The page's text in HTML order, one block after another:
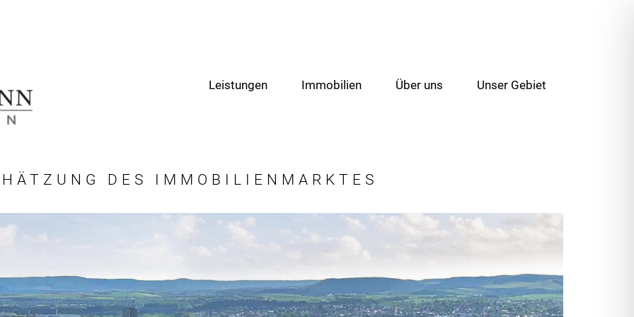
Leistungen Immobilien Über uns Unser Gebiet
DES IMMOBILIENMARKTES